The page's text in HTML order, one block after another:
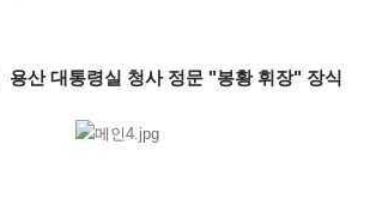
용산 대통령실 청사 정문 "봉황 휘장" 장식